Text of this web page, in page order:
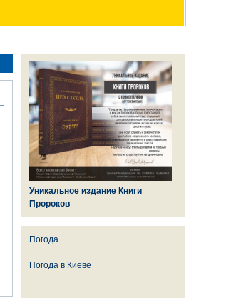
Уникальное издание Книги
Пророков
Погода
Погода в Киеве